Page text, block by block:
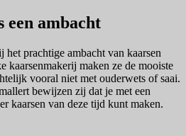
een ambacht
prachtige ambacht van kaarsen
kaarsenmakerij maken ze de mooiste
vooral niet met ouderwets of saai.
bewijzen zij dat je met een
kaarsen van deze tijd kunt maken.